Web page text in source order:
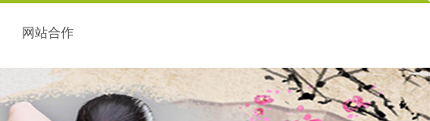
网站合作